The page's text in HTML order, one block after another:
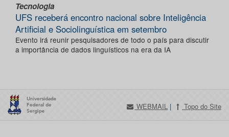
Tecnologia
UFS receberá encontro nacional sobre Inteligência
Artificial e Sociolinguística em setembro
Evento irá reunir pesquisadores de todo o país para discutir
a importância de dados linguísticos na era da IA
WEBMAIL | Topo do Site